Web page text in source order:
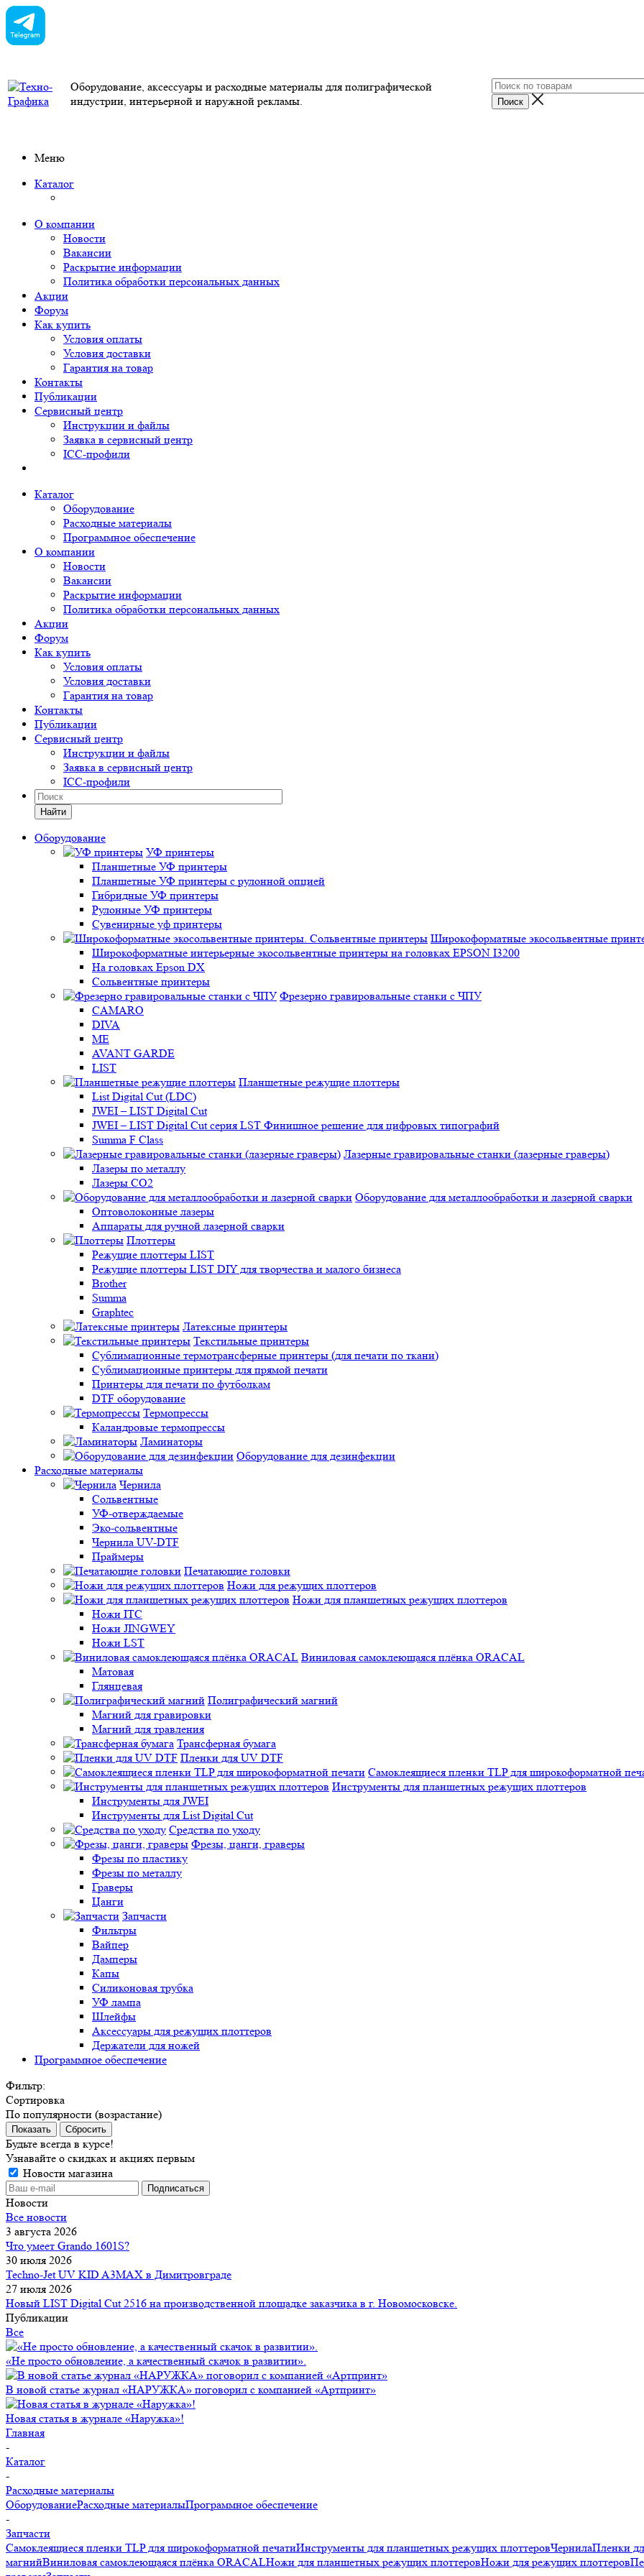
Оборудование, аксессуары и расходные материалы для полиграфической
индустрии, интерьерной и наружной рекламы.
Меню
Каталог
О компании
Новости
Вакансии
Раскрытие информации
Политика обработки персональных данных
Акции
Форум
Как купить
Условия оплаты
Условия доставки
Гарантия на товар
Контакты
Публикации
Сервисный центр
Инструкции и файлы
Заявка в сервисный центр
ICC-профили
Каталог
Оборудование
Расходные материалы
Программное обеспечение
О компании
Новости
Вакансии
Раскрытие информации
Политика обработки персональных данных
Акции
Форум
Как купить
Условия оплаты
Условия доставки
Гарантия на товар
Контакты
Публикации
Сервисный центр
Инструкции и файлы
Заявка в сервисный центр
ICC-профили
Найти
Оборудование
УФ принтеры
Планшетные УФ принтеры
Планшетные УФ принтеры с рулонной опцией
Гибридные УФ принтеры
Рулонные УФ принтеры
Сувенирные уф принтеры
Широкоформатные экосольвентные
Широкоформатные интерьерные экосольвентные принтеры на головках EPSON I3200
На головках Epson DX
Сольвентные принтеры
Фрезерно гравировальные станки с ЧПУ
CAMARO
DIVA
ME
AVANT GARDE
LIST
Планшетные режущие плоттеры
List Digital Cut (LDC)
JWEI – LIST Digital Cut
JWEI – LIST Digital Cut серия LST Финишное решение для цифровых типографий
Summa F Class
Лазерные гравировальные станки (лазерные граверы)
Лазеры по металлу
Лазеры CO2
Оборудование для металлообработки и лазерной сварки
Оптоволоконные лазеры
Аппараты для ручной лазерной сварки
Плоттеры
Режущие плоттеры LIST
Режущие плоттеры LIST DIY для творчества и малого бизнеса
Brother
Summa
Graphtec
Латексные принтеры
Текстильные принтеры
Сублимационные термотрансферные принтеры (для печати по ткани)
Сублимационные принтеры для прямой печати
Принтеры для печати по футболкам
DTF оборудование
Термопрессы
Каландровые термопрессы
Ламинаторы
Оборудование для дезинфекции
Расходные материалы
Чернила
Сольвентные
УФ-отверждаемые
Эко-сольвентные
Чернила UV-DTF
Праймеры
Печатающие головки
Ножи для режущих плоттеров
Ножи для планшетных режущих плоттеров
Ножи ITC
Ножи JINGWEY
Ножи LST
Виниловая самоклеющаяся плёнка ORACAL
Матовая
Глянцевая
Полиграфический магний
Магний для гравировки
Магний для травления
Трансферная бумага
Пленки для UV DTF
Самоклеящиеся пленки TLP для широкоформатной
Инструменты для планшетных режущих плоттеров
Инструменты для JWEI
Инструменты для List Digital Cut
Средства по уходу
Фрезы, цанги, граверы
Фрезы по пластику
Фрезы по металлу
Граверы
Цанги
Запчасти
Фильтры
Вайпер
Дамперы
Капы
Силиконовая трубка
УФ лампа
Шлейфы
Аксессуары для режущих плоттеров
Держатели для ножей
Программное обеспечение
Фильтр:
Сортировка
По популярности (возрастание)
Показать Сбросить
Будьте всегда в курсе!
Узнавайте о скидках и акциях первым
Новости магазина
Новости
Все новости
3 августа 2026
Что умеет Grando 1601S?
30 июля 2026
Techno-Jet UV KID A3MAX в Димитровграде
27 июля 2026
Новый LIST Digital Cut 2516 на производственной площадке заказчика в г. Новомосковске.
Публикации
Все
«Не просто обновление, а качественный скачок в развитии».
В новой статье журнал «НАРУЖКА» поговорил с компанией «Артпринт»
Новая статья в журнале «Наружка»!
Главная
-
Каталог
-
Расходные материалы
ОборудованиеРасходные материалыПрограммное обеспечение
-
Запчасти
Самоклеящиеся пленки TLP для широкоформатной печатиИнструменты для планшетных режущих плоттеровЧернилаПленки
магнийВиниловая самоклеющаяся плёнка ORACALНожи для планшетных режущих плоттеровНожи для режущих плоттеров